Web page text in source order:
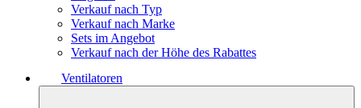
Verkauf nach Typ
Verkauf nach Marke
Sets im Angebot
Verkauf nach der Höhe des Rabattes
Ventilatoren